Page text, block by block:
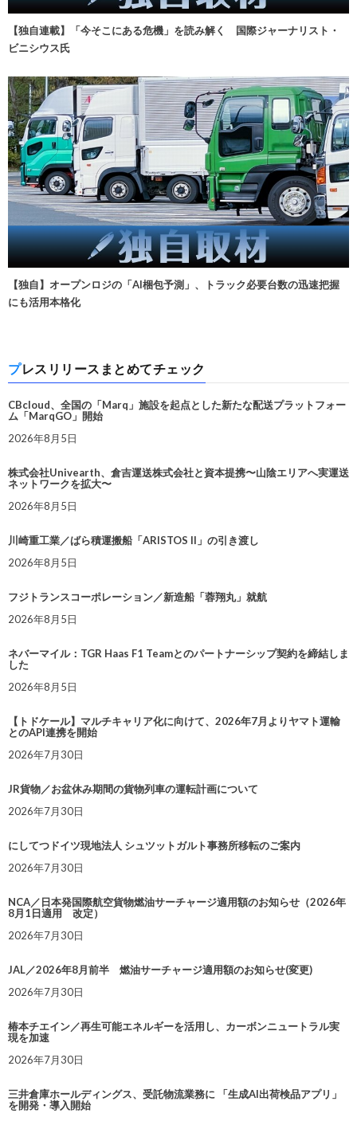
【独自連載】「今そこにある危機」を読み解く 国際ジャーナリスト・
ビニシウス氏
【独自】オープンロジの「AI梱包予測」、トラック必要台数の迅速把握
にも活用本格化
プレスリリースまとめてチェック
CBcloud、全国の「Marq」施設を起点とした新たな配送プラットフォー
ム「MarqGO」開始
2026年8月5日
株式会社Univearth、倉吉運送株式会社と資本提携〜山陰エリアへ実運送
ネットワークを拡大〜
2026年8月5日
川崎重工業／ばら積運搬船「ARISTOS II」の引き渡し
2026年8月5日
フジトランスコーポレーション／新造船「蓉翔丸」就航
2026年8月5日
ネバーマイル：TGR Haas F1 Teamとのパートナーシップ契約を締結しま
した
2026年8月5日
【トドケール】マルチキャリア化に向けて、2026年7月よりヤマト運輸
とのAPI連携を開始
2026年7月30日
JR貨物／お盆休み期間の貨物列車の運転計画について
2026年7月30日
にしてつドイツ現地法人 シュツットガルト事務所移転のご案内
2026年7月30日
NCA／日本発国際航空貨物燃油サーチャージ適用額のお知らせ（2026年
8月1日適用 改定）
2026年7月30日
JAL／2026年8月前半 燃油サーチャージ適用額のお知らせ(変更)
2026年7月30日
椿本チエイン／再生可能エネルギーを活用し、カーボンニュートラル実
現を加速
2026年7月30日
三井倉庫ホールディングス、受託物流業務に 「生成AI出荷検品アプリ」
を開発・導入開始